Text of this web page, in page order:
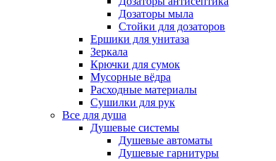
Дозаторы мыла
Стойки для дозаторов
Ершики для унитаза
Зеркала
Крючки для сумок
Мусорные вёдра
Расходные материалы
Сушилки для рук
Все для душа
Душевые системы
Душевые автоматы
Душевые гарнитуры